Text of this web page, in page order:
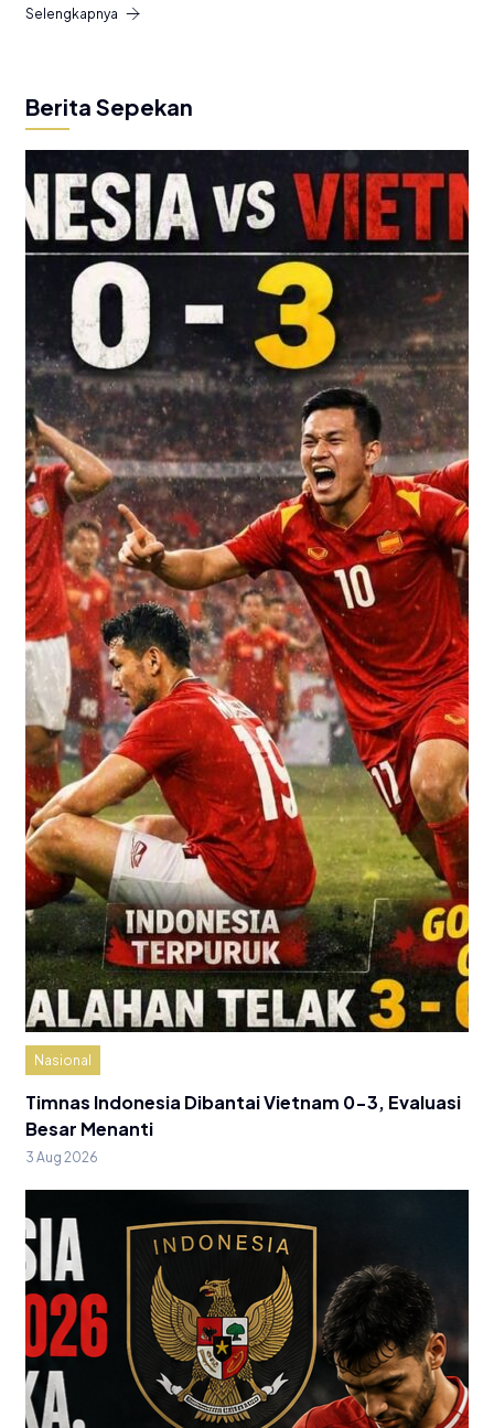
Selengkapnya
Berita Sepekan
Nasional
Timnas Indonesia Dibantai Vietnam 0-3, Evaluasi
Besar Menanti
3 Aug 2026